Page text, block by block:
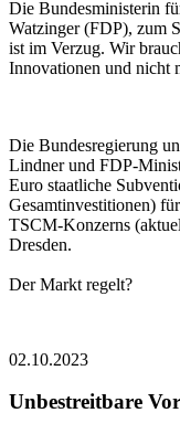
Die Bundesministerin
Watzinger (FDP), zum
ist im Verzug. Wir
Innovationen und nicht
Die Bundesregierung
Lindner und FDP-
Euro staatliche
Gesamtinvestitionen)
TSCM-Konzerns
Dresden.
Der Markt regelt?
02.10.2023
Unbestreitbare